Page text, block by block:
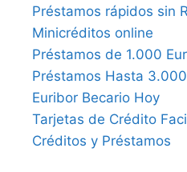
Préstamos rápidos sin
Minicréditos online
Préstamos de 1.000
Préstamos Hasta
Euribor Becario Hoy
Tarjetas de Crédito
Créditos y Préstamos